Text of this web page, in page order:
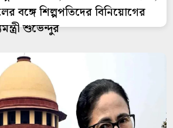
বঙ্গে শিল্পপতিদের বিনিয়োগের
শুভেন্দুর